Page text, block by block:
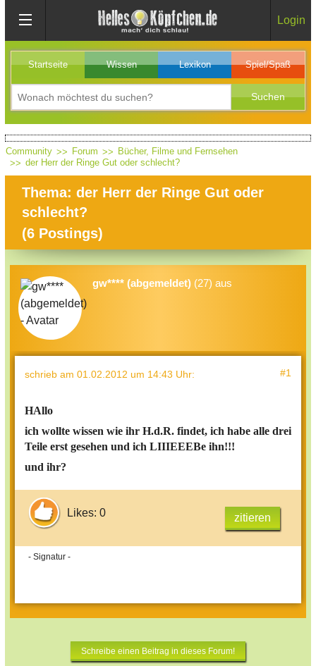
Login
Startseite Wissen Lexikon Spiel/Spaß
Community Forum
Bücher, Filme und Fernsehen
der Herr der Ringe Gut oder schlecht?
Thema: der Herr der Ringe Gut oder
schlecht?
(6 Postings)
gw**** (abgemeldet) (27) aus
schrieb am 01.02.2012 um 14:43 Uhr: #1
HAllo
ich wollte wissen wie ihr H.d.R. findet, ich habe alle drei
Teile erst gesehen und ich LIIIEEEBe ihn!!!
und ihr?
Likes: 0 zitieren
- Signatur -
Schreibe einen Beitrag in dieses Forum!